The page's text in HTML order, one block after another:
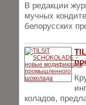
В редакции
мучных
белорусских
коладов,